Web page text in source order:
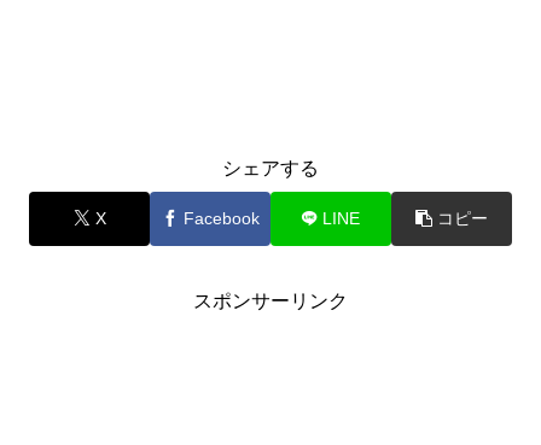
シェアする
X Facebook LINE コピー
スポンサーリンク